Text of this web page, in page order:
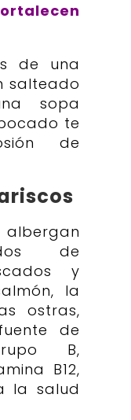
de una
salteado
sopa
te
de
albergan
de
y
la
ostras,
de
B,
B12,
la salud